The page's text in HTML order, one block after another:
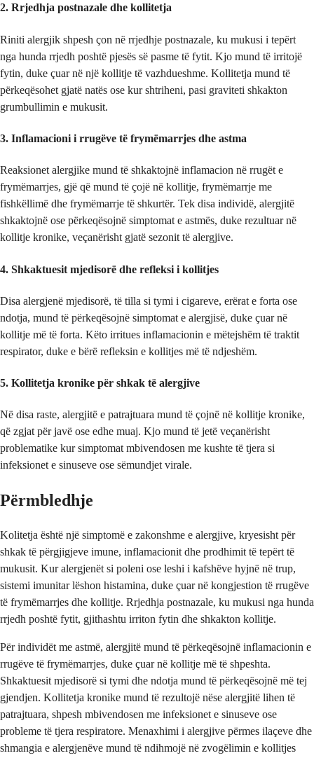
2. Rrjedhja postnazale dhe kollitetja
Riniti alergjik shpesh çon në rrjedhje postnazale, ku mukusi i tepërt
nga hunda rrjedh poshtë pjesës së pasme të fytit. Kjo mund të irritojë
fytin, duke çuar në një kollitje të vazhdueshme. Kollitetja mund të
përkeqësohet gjatë natës ose kur shtriheni, pasi graviteti shkakton
grumbullimin e mukusit.
3. Inflamacioni i rrugëve të frymëmarrjes dhe astma
Reaksionet alergjike mund të shkaktojnë inflamacion në rrugët e
frymëmarrjes, gjë që mund të çojë në kollitje, frymëmarrje me
fishkëllimë dhe frymëmarrje të shkurtër. Tek disa individë, alergjitë
shkaktojnë ose përkeqësojnë simptomat e astmës, duke rezultuar në
kollitje kronike, veçanërisht gjatë sezonit të alergjive.
4. Shkaktuesit mjedisorë dhe refleksi i kollitjes
Disa alergjenë mjedisorë, të tilla si tymi i cigareve, erërat e forta ose
ndotja, mund të përkeqësojnë simptomat e alergjisë, duke çuar në
kollitje më të forta. Këto irritues inflamacionin e mëtejshëm të traktit
respirator, duke e bërë refleksin e kollitjes më të ndjeshëm.
5. Kollitetja kronike për shkak të alergjive
Në disa raste, alergjitë e patrajtuara mund të çojnë në kollitje kronike,
që zgjat për javë ose edhe muaj. Kjo mund të jetë veçanërisht
problematike kur simptomat mbivendosen me kushte të tjera si
infeksionet e sinuseve ose sëmundjet virale.
Përmbledhje
Kolitetja është një simptomë e zakonshme e alergjive, kryesisht për
shkak të përgjigjeve imune, inflamacionit dhe prodhimit të tepërt të
mukusit. Kur alergjenët si poleni ose leshi i kafshëve hyjnë në trup,
sistemi imunitar lëshon histamina, duke çuar në kongjestion të rrugëve
të frymëmarrjes dhe kollitje. Rrjedhja postnazale, ku mukusi nga hunda
rrjedh poshtë fytit, gjithashtu irriton fytin dhe shkakton kollitje.
Për individët me astmë, alergjitë mund të përkeqësojnë inflamacionin e
rrugëve të frymëmarrjes, duke çuar në kollitje më të shpeshta.
Shkaktuesit mjedisorë si tymi dhe ndotja mund të përkeqësojnë më tej
gjendjen. Kollitetja kronike mund të rezultojë nëse alergjitë lihen të
patrajtuara, shpesh mbivendosen me infeksionet e sinuseve ose
probleme të tjera respiratore. Menaxhimi i alergjive përmes ilaçeve dhe
shmangia e alergjenëve mund të ndihmojë në zvogëlimin e kollitjes